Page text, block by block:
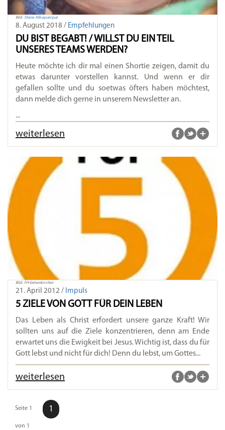
Bild: Shane Albuquerque
8. August 2018 / Empfehlungen
DU BIST BEGABT! / WILLST DU EIN TEIL
UNSERES TEAMS WERDEN?
Heute möchte ich dir mal einen Shortie zeigen, damit du
etwas darunter vorstellen kannst. Und wenn er dir
gefallen sollte und du soetwas öfters haben möchtest,
dann melde dich gerne in unserem Newsletter an.
...
weiterlesen
Bild: FH-Gelsenkirchen
21. April 2012 / Impuls
5 ZIELE VON GOTT FÜR DEIN LEBEN
Das Leben als Christ erfordert unsere ganze Kraft! Wir
sollten uns auf die Ziele konzentrieren, denn am Ende
erwartet uns die Ewigkeit bei Jesus. Wichtig ist, dass du für
Gott lebst und nicht für dich! Denn du lebst, um Gottes...
weiterlesen
Seite 1
von 1
1